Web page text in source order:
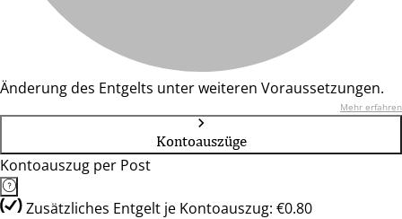
Änderung des Entgelts unter weiteren Voraussetzungen.
Mehr erfahren
Kontoauszüge
Kontoauszug per Post
Zusätzliches Entgelt je Kontoauszug: €0.80